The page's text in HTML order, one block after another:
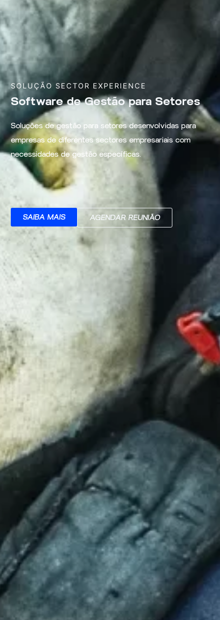
SOLUÇÃO SECTOR EXPERIENCE
Software de Gestão para Setores
Soluções de gestão para setores desenvolvidas para
empresas de diferentes sectores empresariais com
necessidades de gestão específicas.
SAIBA MAIS AGENDAR REUNIÃO